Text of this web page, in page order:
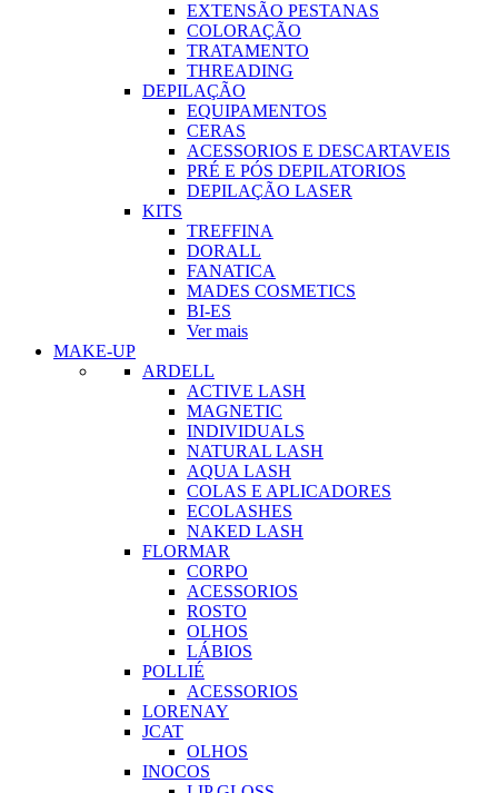
EXTENSÃO PESTANAS
COLORAÇÃO
TRATAMENTO
THREADING
DEPILAÇÃO
EQUIPAMENTOS
CERAS
ACESSORIOS E DESCARTAVEIS
PRÉ E PÓS DEPILATORIOS
DEPILAÇÃO LASER
KITS
TREFFINA
DORALL
FANATICA
MADES COSMETICS
BI-ES
Ver mais
MAKE-UP
ARDELL
ACTIVE LASH
MAGNETIC
INDIVIDUALS
NATURAL LASH
AQUA LASH
COLAS E APLICADORES
ECOLASHES
NAKED LASH
FLORMAR
CORPO
ACESSORIOS
ROSTO
OLHOS
LÁBIOS
POLLIÉ
ACESSORIOS
LORENAY
JCAT
OLHOS
INOCOS